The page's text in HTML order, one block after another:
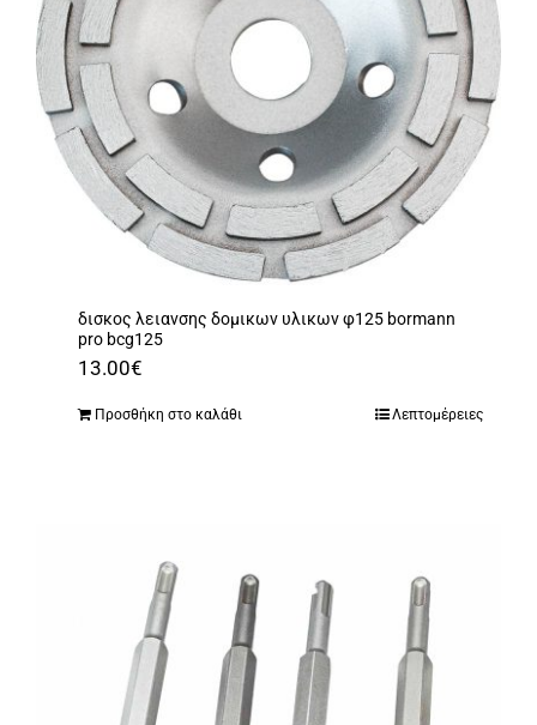
δισκος λειανσης δομικων υλικων φ125 bormann
pro bcg125
13.00€
Προσθήκη στο καλάθι Λεπτομέρειες